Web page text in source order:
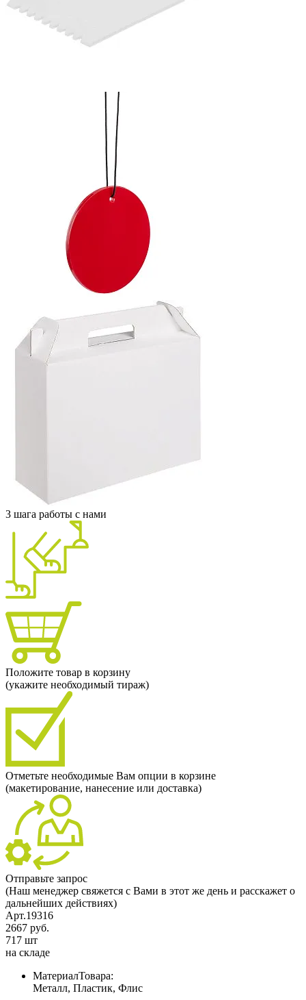
3 шага работы с нами
Положите товар в корзину
(укажите необходимый тираж)
Отметьте необходимые Вам опции в корзине
(макетирование, нанесение или доставка)
Отправьте запрос
(Наш менеджер свяжется с Вами в этот же день и расскажет о
дальнейших действиях)
Арт.19316
2667 руб.
717 шт
на складе
МатериалТовара:
Металл, Пластик, Флис